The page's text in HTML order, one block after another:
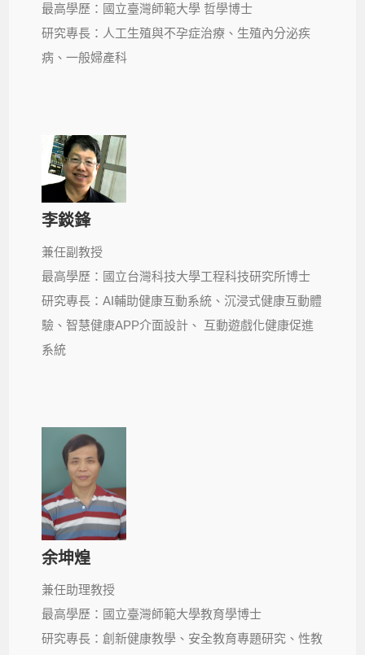
最高學歷：國立臺灣師範大學 哲學博士
研究專長：人工生殖與不孕症治療、生殖內分泌疾
病、一般婦產科
李錟鋒
兼任副教授
最高學歷：國立台灣科技大學工程科技研究所博士
研究專長：AI輔助健康互動系統、沉浸式健康互動體
驗、智慧健康APP介面設計、 互動遊戲化健康促進
系統
余坤煌
兼任助理教授
最高學歷：國立臺灣師範大學教育學博士
研究專長：創新健康教學、安全教育專題研究、性教